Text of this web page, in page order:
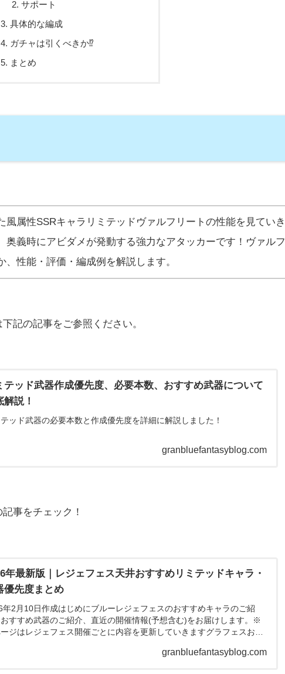
サポート
具体的な編成
ガチャは引くべきか⁉
まとめ
風属性SSRキャラリミテッドヴァルフリートの性能を見ていき
奥義時にアビダメが発動する強力なアタッカーです！ヴァルフ
、性能・評価・編成例を解説します。
記の記事をご参照ください。
テッド武器作成優先度、必要本数、おすすめ武器について
解説！
テッド武器の必要本数と作成優先度を詳細に解説しました！
granbluefantasyblog.com
事をチェック！
年最新版｜レジェフェス天井おすすめリミテッドキャラ・
優先度まとめ
年2月10日作成はじめにブルーレジェフェスのおすすめキャラのご紹
すすめ武器のご紹介、直近の開催情報(予想含む)をお届けします。※
ジはレジェフェス開催ごとに内容を更新していきますグラフェスおす
granbluefantasyblog.com